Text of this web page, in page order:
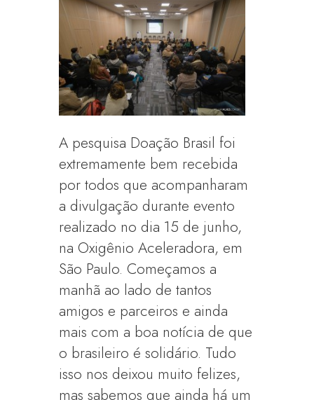
A pesquisa Doação Brasil foi
extremamente bem recebida
por todos que acompanharam
a divulgação durante evento
realizado no dia 15 de junho,
na Oxigênio Aceleradora, em
São Paulo. Começamos a
manhã ao lado de tantos
amigos e parceiros e ainda
mais com a boa notícia de que
o brasileiro é solidário. Tudo
isso nos deixou muito felizes,
mas sabemos que ainda há um